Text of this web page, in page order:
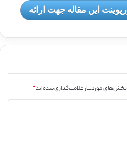
این مقاله جهت ارائه
بخش‌های موردنیاز علامت‌گذاری شده‌اند*